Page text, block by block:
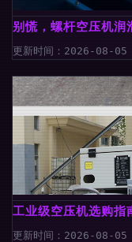
别慌，螺杆空压机润
更新时间：2026-08-
工业级空压机选购
更新时间：2026-08-